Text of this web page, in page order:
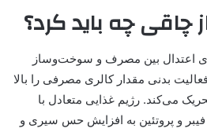
چاقی چه باید کرد؟
اعتدال بین مصرف و سوخت‌وساز
بدنی مقدار کالری مصرفی را بالا
می‌کند. رژیم غذایی متعادل با
فیبر و پروتئین به افزایش حس سیری و